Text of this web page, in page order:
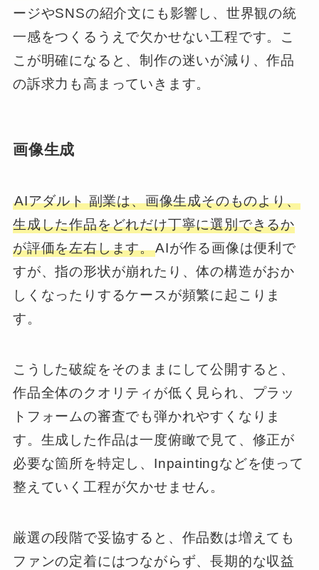
ージやSNSの紹介文にも影響し、世界観の統
一感をつくるうえで欠かせない工程です。こ
こが明確になると、制作の迷いが減り、作品
の訴求力も高まっていきます。
画像生成
AIアダルト 副業は、画像生成そのものより、
生成した作品をどれだけ丁寧に選別できるか
が評価を左右します。AIが作る画像は便利で
すが、指の形状が崩れたり、体の構造がおか
しくなったりするケースが頻繁に起こりま
す。
こうした破綻をそのままにして公開すると、
作品全体のクオリティが低く見られ、プラッ
トフォームの審査でも弾かれやすくなりま
す。生成した作品は一度俯瞰で見て、修正が
必要な箇所を特定し、Inpaintingなどを使って
整えていく工程が欠かせません。
厳選の段階で妥協すると、作品数は増えても
ファンの定着にはつながらず、長期的な収益